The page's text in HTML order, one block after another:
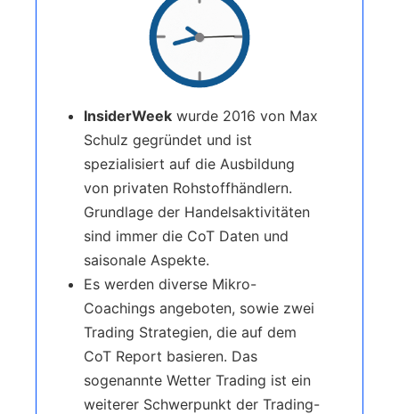
InsiderWeek wurde 2016 von Max
Schulz gegründet und ist
spezialisiert auf die Ausbildung
von privaten Rohstoffhändlern.
Grundlage der Handelsaktivitäten
sind immer die CoT Daten und
saisonale Aspekte.
Es werden diverse Mikro-
Coachings angeboten, sowie zwei
Trading Strategien, die auf dem
CoT Report basieren. Das
sogenannte Wetter Trading ist ein
weiterer Schwerpunkt der Trading-